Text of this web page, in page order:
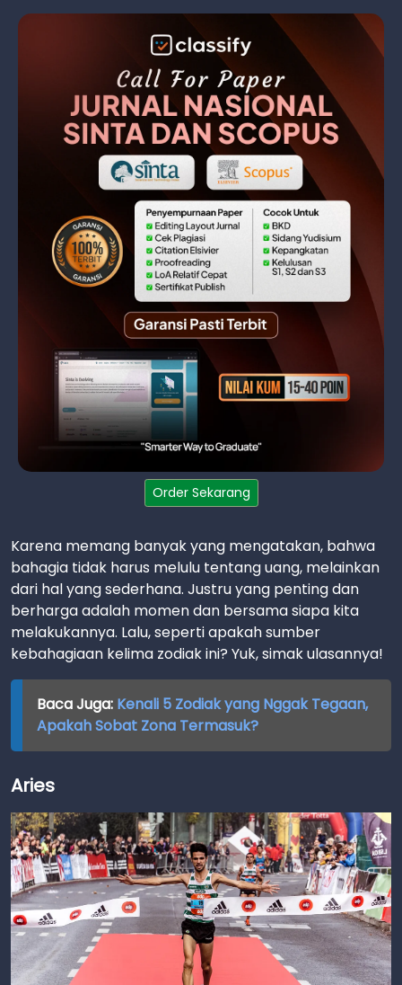
Order Sekarang
Karena memang banyak yang mengatakan, bahwa
bahagia tidak harus melulu tentang uang, melainkan
dari hal yang sederhana. Justru yang penting dan
berharga adalah momen dan bersama siapa kita
melakukannya. Lalu, seperti apakah sumber
kebahagiaan kelima zodiak ini? Yuk, simak ulasannya!
Baca Juga: Kenali 5 Zodiak yang Nggak Tegaan,
Apakah Sobat Zona Termasuk?
Aries